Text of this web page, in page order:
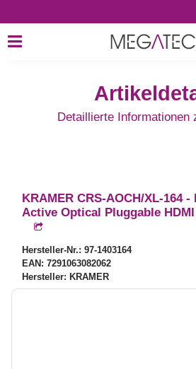
Detaillierte Informationen
KRAMER CRS-AOCH/XL-164
Active Optical Pluggable
Hersteller-Nr.: 97-1403164
EAN: 7291063082062
Hersteller: KRAMER